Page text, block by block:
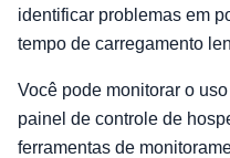
identificar problemas em
tempo de carregamento
Você pode monitorar o
painel de controle de
ferramentas de